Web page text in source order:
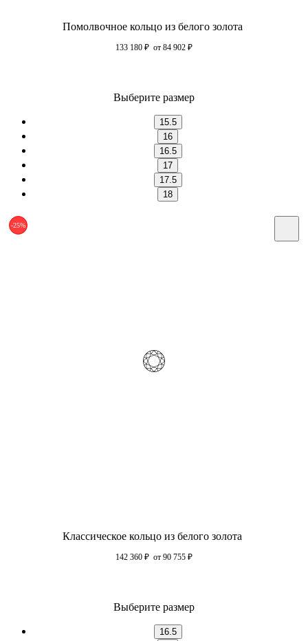
Помолвочное кольцо из белого золота
133 180 ₽ от 84 902 ₽
Выберите размер
15.5
16
16.5
17
17.5
18
-25%
Классическое кольцо из белого золота
142 360 ₽ от 90 755 ₽
Выберите размер
16.5